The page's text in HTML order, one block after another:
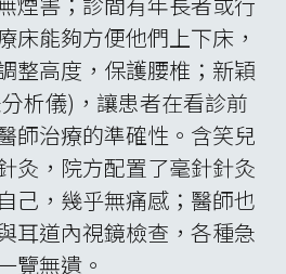
醫師帶領我們，為了避免
習成效，慶熙校方讓大學
間，自發的擔任接待與翻